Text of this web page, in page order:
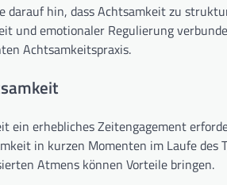
darauf hin, dass Achtsamkeit zu
und emotionaler Regulierung
Achtsamkeitspraxis.
ein erhebliches Zeitengagement
in kurzen Momenten im Laufe des
Atmens können Vorteile bringen.